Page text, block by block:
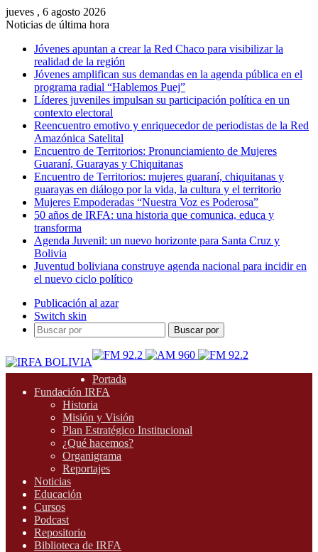
jueves , 6 agosto 2026
Noticias de última hora
Jóvenes apuntan a crear la Red Chaco para visibilizar la
realidad de la región
Jóvenes amplifican sus demandas en la agenda pública en el
programa radial “Hablemos Puej”
Líderes juveniles impulsan su participación política en un
contexto electoral
Reencuentro emotivo y enriquecedor de periodistas de la Red
Amazónica Satelital
Encuentro de Territorios: Pronunciamiento de Mujeres
Guaraní, Guarayas y Chiquitanas
Encuentro de Territorios: mujeres guaraní, chiquitanas y
guarayas en diálogo por la vida, la cultura y el territorio
Mujeres Empoderadas “Nuestra Voz es Poderosa”
50 años de IRFA: una historia que comunica, educa y
transforma
Agenda Juvenil: un nuevo horizonte para Santa Cruz y
Bolivia
Juventud boliviana construye agenda nacional para incidir en
el nuevo ciclo político
Publicación al azar
Switch skin
Buscar por
Portada
Fundación IRFA
Historia
Misión y Visión
Plan Estratégico Institucional
¿Qué hacemos?
Organigrama
Reportajes
Noticias
Educación
Cursos
Podcast
Repositorio
Biblioteca de IRFA